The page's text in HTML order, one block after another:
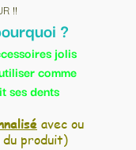
!!
?
jolis
comme
ses dents
avec ou
produit)